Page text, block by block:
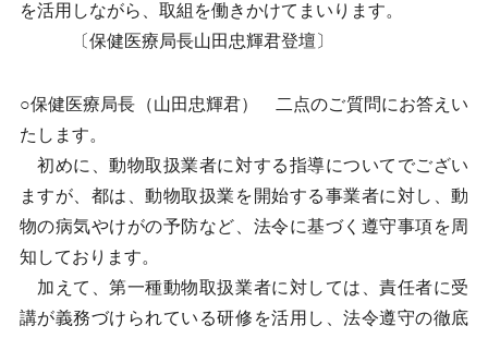
を活用しながら、取組を働きかけてまいります。
〔保健医療局長山田忠輝君登壇〕
○保健医療局長（山田忠輝君） 二点のご質問にお答えい
たします。
初めに、動物取扱業者に対する指導についてでござい
ますが、都は、動物取扱業を開始する事業者に対し、動
物の病気やけがの予防など、法令に基づく遵守事項を周
知しております。
加えて、第一種動物取扱業者に対しては、責任者に受
講が義務づけられている研修を活用し、法令遵守の徹底